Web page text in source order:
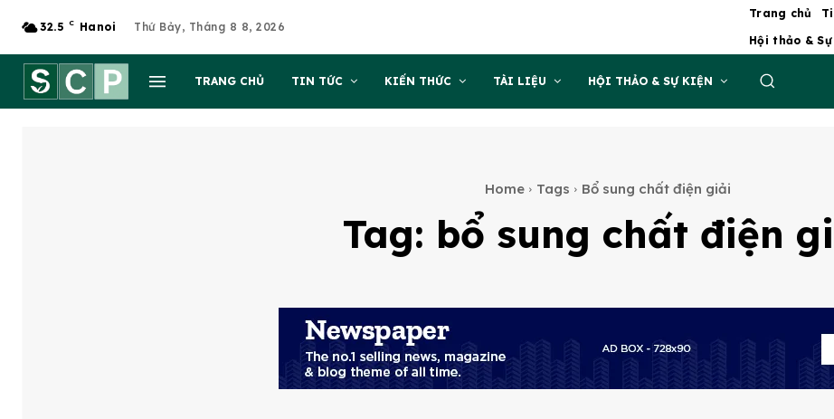
32.5 C Hanoi Thứ Bảy, Tháng 8 8, 2026
Trang chủ
Hội thảo &
TRANG CHỦ TIN TỨC KIẾN THỨC TÀI LIỆU HỘI THẢO & SỰ KIỆN
Home Tags Bổ sung chất điện giải
Tag: bổ sung chất điện